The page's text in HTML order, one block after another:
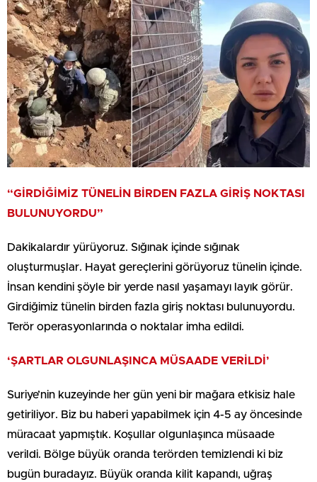
“GİRDİĞİMİZ TÜNELİN BİRDEN FAZLA GİRİŞ NOKTASI
BULUNUYORDU”
Dakikalardır yürüyoruz. Sığınak içinde sığınak
oluşturmuşlar. Hayat gereçlerini görüyoruz tünelin içinde.
İnsan kendini şöyle bir yerde nasıl yaşamayı layık görür.
Girdiğimiz tünelin birden fazla giriş noktası bulunuyordu.
Terör operasyonlarında o noktalar imha edildi.
‘ŞARTLAR OLGUNLAŞINCA MÜSAADE VERİLDİ’
Suriye’nin kuzeyinde her gün yeni bir mağara etkisiz hale
getiriliyor. Biz bu haberi yapabilmek için 4-5 ay öncesinde
müracaat yapmıştık. Koşullar olgunlaşınca müsaade
verildi. Bölge büyük oranda terörden temizlendi ki biz
bugün buradayız. Büyük oranda kilit kapandı, uğraş